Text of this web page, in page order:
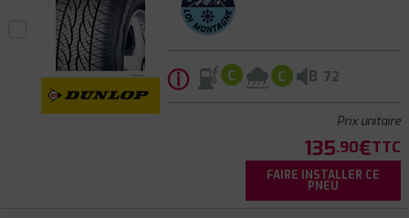
ⓘ C C B 72
Prix unitaire
135.90€TTC
FAIRE INSTALLER CE
PNEU